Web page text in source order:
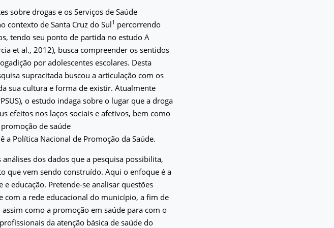
sobre drogas e os Serviços de Saúde
contexto de Santa Cruz do Sul1 percorrendo
tendo seu ponto de partida no estudo A
et al., 2012), busca compreender os sentidos
por adolescentes escolares. Desta
supracitada buscou a articulação com os
sua cultura e forma de existir. Atualmente
o estudo indaga sobre o lugar que a droga
efeitos nos laços sociais e afetivos, bem como
de saúde
Política Nacional de Promoção da Saúde.
dos dados que a pesquisa possibilita,
que vem sendo construído. Aqui o enfoque é a
educação. Pretende-se analisar questões
com a rede educacional do município, a fim de
como a promoção em saúde para com o
da atenção básica de saúde do